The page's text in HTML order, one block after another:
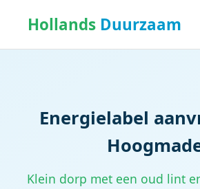
Hollands Duurzaam
Energielabel
Klein dorp met een oud lint